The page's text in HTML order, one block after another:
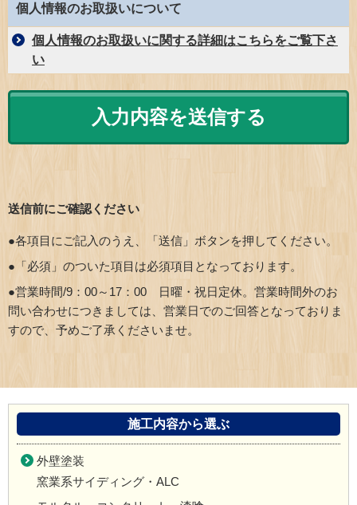
個人情報のお取扱いについて
個人情報のお取扱いに関する詳細はこちらをご覧下さ
い
送信前にご確認ください
●各項目にご記入のうえ、「送信」ボタンを押してください。
●「必須」のついた項目は必須項目となっております。
●営業時間/9：00～17：00 日曜・祝日定休。営業時間外のお
問い合わせにつきましては、営業日でのご回答となっておりま
すので、予めご了承くださいませ。
施工内容から選ぶ
外壁塗装
窯業系サイディング・ALC